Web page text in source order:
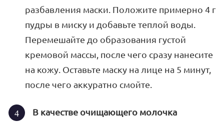
разбавления маски. Положите примерно 4 г
пудры в миску и добавьте теплой воды.
Перемешайте до образования густой
кремовой массы, после чего сразу нанесите
на кожу. Оставьте маску на лице на 5 минут,
после чего аккуратно смойте.
В качестве очищающего молочка